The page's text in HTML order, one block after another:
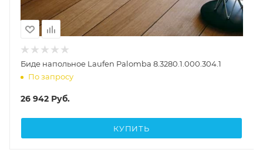
Биде напольное Laufen Palomba 8.3280.1.000.304.1
По запросу
26 942 Руб.
КУПИТЬ